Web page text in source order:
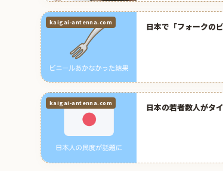
kaigai-antenna.com 日本で「フォークの
kaigai-antenna.com 日本の若者数人がタ